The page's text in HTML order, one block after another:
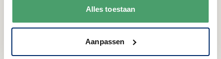
Alles toestaan
Aanpassen
Categorieën